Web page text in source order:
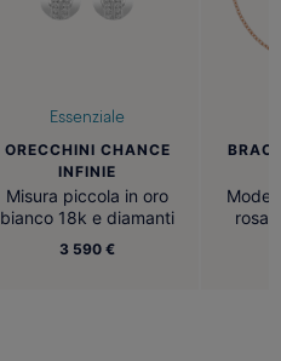
Essenziale
ORECCHINI CHANCE
INFINIE
Misura piccola in oro
bianco 18k e diamanti
3 590 €
rosa